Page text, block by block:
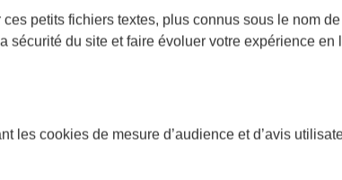
petits fichiers textes, plus connus sous le nom de
sécurité du site et faire évoluer votre expérience
les cookies de mesure d’audience et d’avis